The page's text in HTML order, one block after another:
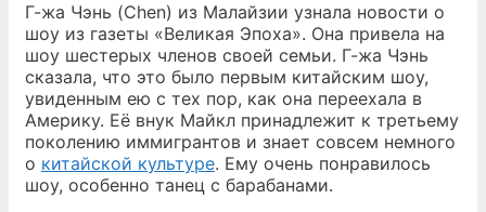
Г-жа Чэнь (Chen) из Малайзии узнала новости о
шоу из газеты «Великая Эпоха». Она привела на
шоу шестерых членов своей семьи. Г-жа Чэнь
сказала, что это было первым китайским шоу,
увиденным ею с тех пор, как она переехала в
Америку. Её внук Майкл принадлежит к третьему
поколению иммигрантов и знает совсем немного
о китайской культуре. Ему очень понравилось
шоу, особенно танец с барабанами.